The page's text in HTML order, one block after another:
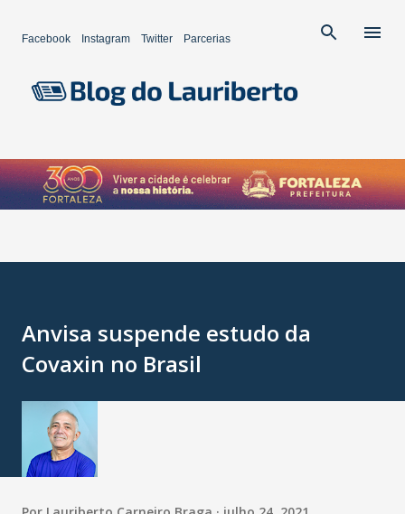
Facebook Instagram Twitter Parcerias
Anvisa suspende estudo da
Covaxin no Brasil